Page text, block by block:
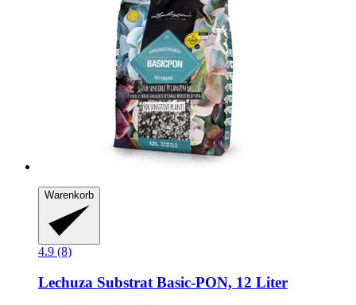
Warenkorb
4.9 (8)
Lechuza Substrat Basic-​PON, 12 Liter